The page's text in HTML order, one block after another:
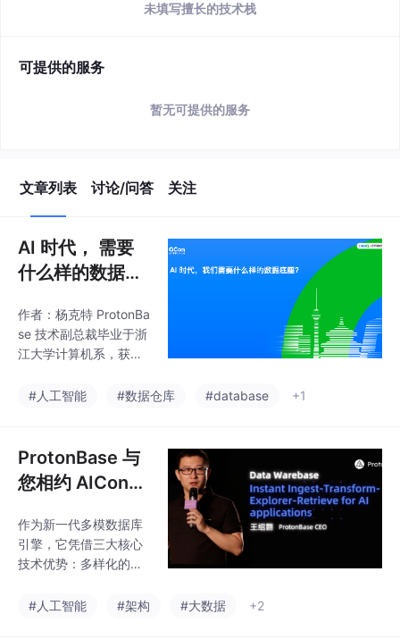
未填写擅长的技术栈
可提供的服务
暂无可提供的服务
文章列表 讨论/问答 关注
AI 时代， 需要
什么样的数据底
作者：杨克特 ProtonBa
se 技术副总裁毕业于浙
江大学计算机系，获硕
核心系统设计和研发经
引擎、资源调度、实时
监控等系统的设计和研
发。具备丰富的开源经
Apache Druid 的 PMC
成员，以及 Apache 软
件基金会成员。：Data
ehouse
#人工智能 #数据仓库 #database +1
ProtonBase 与
您相约 AICon
作为新一代多模数据库
引擎，它凭借三大核心
技术优势：多样化的索
存架构(实现事务处理和
#人工智能 #架构 #大数据 +2